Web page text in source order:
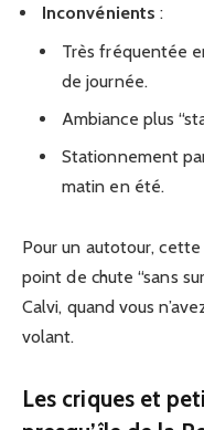
Inconvénients :
Très fréquentée
de journée.
Ambiance plus
Stationnement
matin en été.
Pour un autotour,
point de chute “sans
Calvi, quand vous
volant.
Les criques et